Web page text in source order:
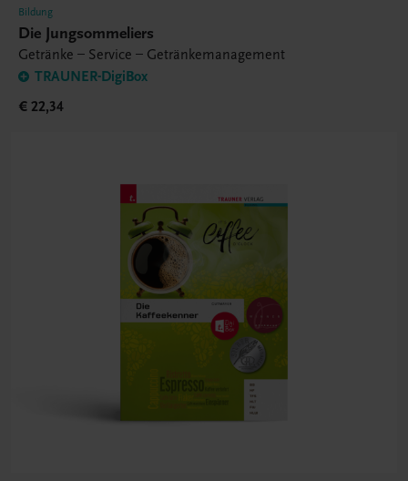
Bildung
Die Jungsommeliers
Getränke – Service – Getränkemanagement
TRAUNER-DigiBox
€ 22,34